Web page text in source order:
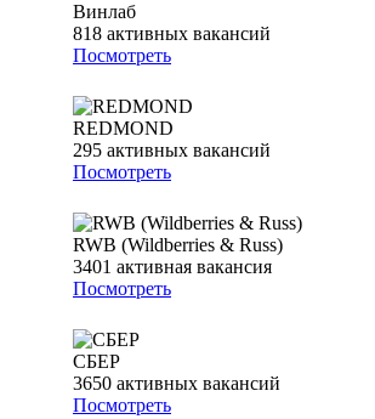
Винлаб
818 активных вакансий
Посмотреть
REDMOND
295 активных вакансий
Посмотреть
RWB (Wildberries & Russ)
3401 активная вакансия
Посмотреть
СБЕР
3650 активных вакансий
Посмотреть